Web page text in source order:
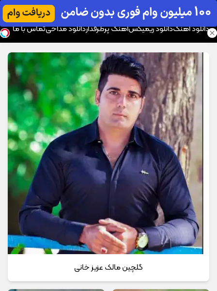
موزیک تار
دانلود آهنگدانلود ریمیکسآهنگ پرطرفداردانلود مداحیتماس با ما
گلچین مالک عزیز خانی